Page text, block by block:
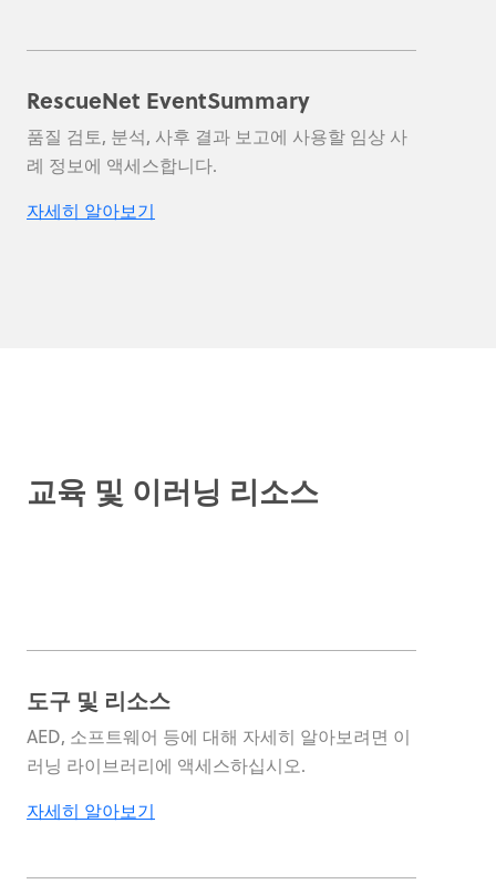
RescueNet EventSummary
품질 검토, 분석, 사후 결과 보고에 사용할 임상 사
례 정보에 액세스합니다.
자세히 알아보기
교육 및 이러닝 리소스
도구 및 리소스
AED, 소프트웨어 등에 대해 자세히 알아보려면 이
러닝 라이브러리에 액세스하십시오.
자세히 알아보기